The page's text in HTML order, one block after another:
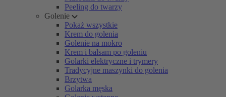
Peeling do twarzy
Golenie
Pokaż wszystkie
Krem do golenia
Golenie na mokro
Krem i balsam po goleniu
Golarki elektryczne i trymery
Tradycyjne maszynki do golenia
Brzytwa
Golarka męska